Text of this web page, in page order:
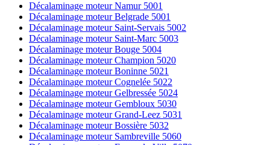
Décalaminage moteur Namur 5001
Décalaminage moteur Belgrade 5001
Décalaminage moteur Saint-Servais 5002
Décalaminage moteur Saint-Marc 5003
Décalaminage moteur Bouge 5004
Décalaminage moteur Champion 5020
Décalaminage moteur Boninne 5021
Décalaminage moteur Cognelée 5022
Décalaminage moteur Gelbressée 5024
Décalaminage moteur Gembloux 5030
Décalaminage moteur Grand-Leez 5031
Décalaminage moteur Bossière 5032
Décalaminage moteur Sambreville 5060